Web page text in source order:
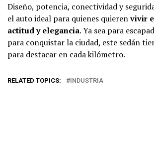
Diseño, potencia, conectividad y
el auto ideal para quienes quierenvivir
actitud y elegancia. Ya sea para
para conquistar la ciudad, este sedán
para destacar en cada kilómetro.
RELATED TOPICS: INDUSTRIA